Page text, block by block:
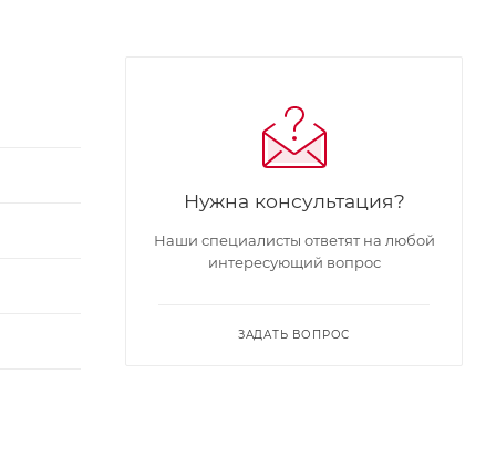
Нужна консультация?
Наши специалисты ответят на любой
интересующий вопрос
ЗАДАТЬ ВОПРОС